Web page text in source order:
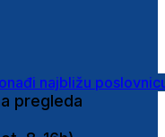
najbližu
pregleda